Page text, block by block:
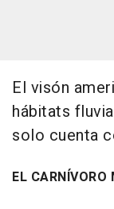
El visón
hábitats
solo cuenta
EL